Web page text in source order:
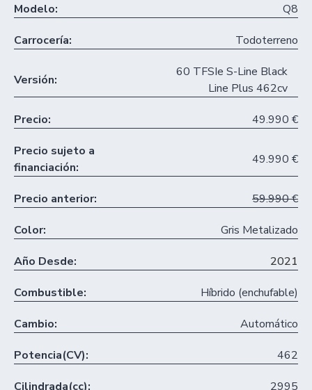
Modelo: Q8
Carrocería: Todoterreno
Versión:
60 TFSIe S-Line Black
Line Plus 462cv
Precio: 49.990 €
Precio sujeto a
financiación:
49.990 €
Precio anterior: 59.990 €
Color: Gris Metalizado
Año Desde: 2021
Combustible: Híbrido (enchufable)
Cambio: Automático
Potencia(CV): 462
Cilindrada(cc): 2995